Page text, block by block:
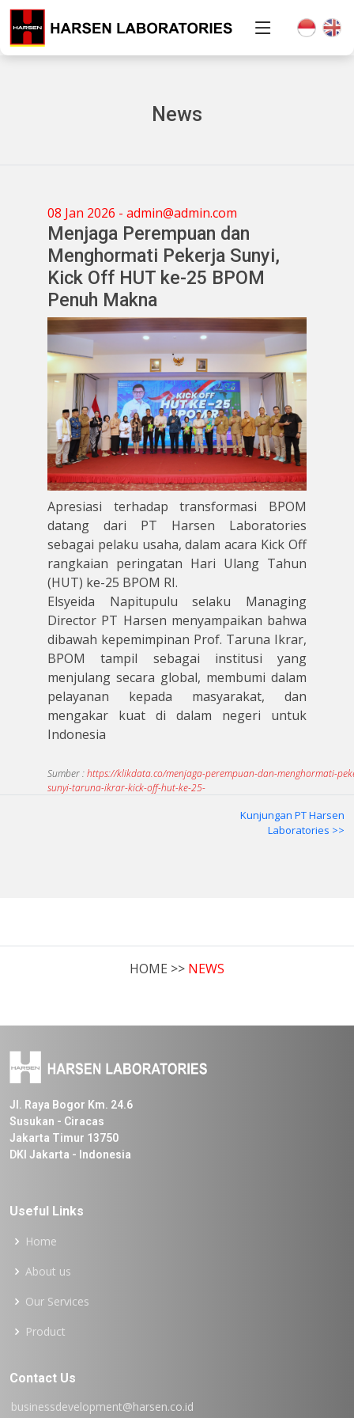
News
08 Jan 2026 - admin@admin.com
Menjaga Perempuan dan
Menghormati Pekerja Sunyi,
Kick Off HUT ke-25 BPOM
Penuh Makna
Apresiasi terhadap transformasi BPOM
datang dari PT Harsen Laboratories
sebagai pelaku usaha, dalam acara Kick Off
rangkaian peringatan Hari Ulang Tahun
(HUT) ke-25 BPOM RI.
Elsyeida Napitupulu selaku Managing
Director PT Harsen menyampaikan bahwa
dibawah kepemimpinan Prof. Taruna Ikrar,
BPOM tampil sebagai institusi yang
menjulang secara global, membumi dalam
pelayanan kepada masyarakat, dan
mengakar kuat di dalam negeri untuk
Indonesia
Sumber :https://klikdata.co/menjaga-perempuan-dan-menghormati-
sunyi-taruna-ikrar-kick-off-hut-ke-25-
Kunjungan PT Harsen
Laboratories >>
HOME >> NEWS
Jl. Raya Bogor Km. 24.6
Susukan - Ciracas
Jakarta Timur 13750
DKI Jakarta - Indonesia
Useful Links
Home
About us
Our Services
Product
Contact Us
businessdevelopment@harsen.co.id